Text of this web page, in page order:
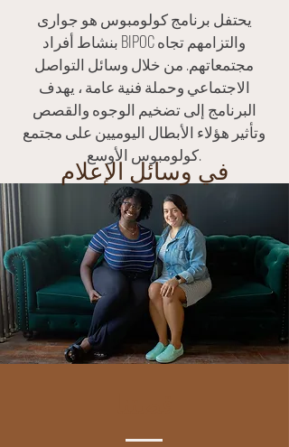
يحتفل برنامج كولومبوس هو جوارى
بنشاط أفراد BIPOC والتزامهم تجاه
مجتمعاتهم. من خلال وسائل التواصل
الاجتماعي وحملة فنية عامة ، يهدف
البرنامج إلى تضخيم الوجوه والقصص
وتأثير هؤلاء الأبطال اليوميين على مجتمع
كولومبوس الأوسع.
في وسائل الإعلام